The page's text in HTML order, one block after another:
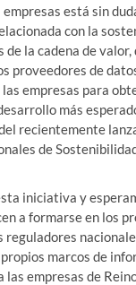
está sin
con la
la cadena de valor,
proveedores de
las empresas para
más
recientemente
de
iniciativa y
a formarse en los
reguladores
marcos de
las empresas de